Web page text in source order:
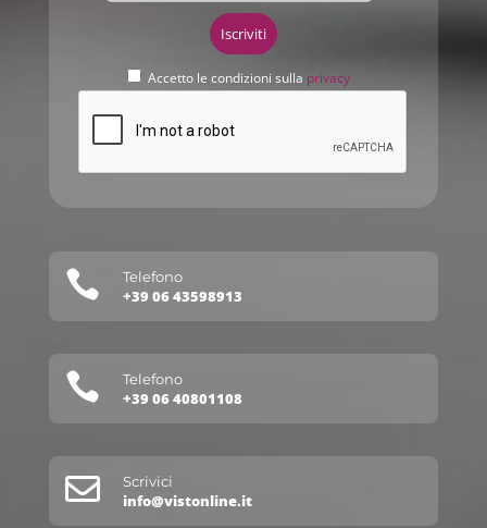
Accetto le condizioni sulla privacy
 Telefono
+39 06 43598913
 Telefono
+39 06 40801108
 Scrivici
info@vistonline.it